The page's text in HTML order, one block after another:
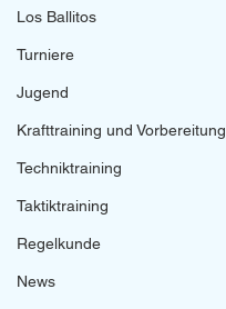
Los Ballitos
Turniere
Jugend
Krafttraining und Vorbereitung
Techniktraining
Taktiktraining
Regelkunde
News